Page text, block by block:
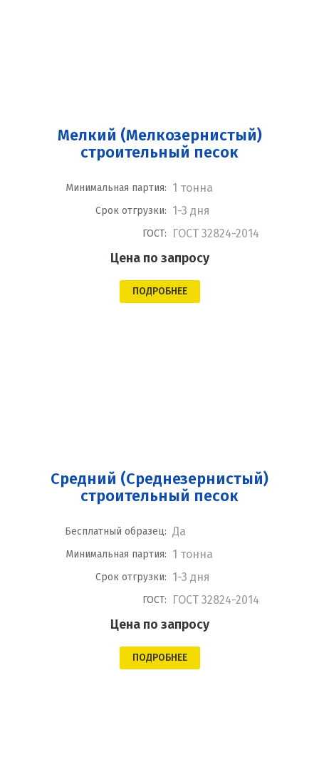
Мелкий (Мелкозернистый)
строительный песок
Минимальная партия: 1 тонна
Срок отгрузки: 1-3 дня
ГОСТ: ГОСТ 32824-2014
Цена по запросу
ПОДРОБНЕЕ
Средний (Среднезернистый)
строительный песок
Бесплатный образец: Да
Минимальная партия: 1 тонна
Срок отгрузки: 1-3 дня
ГОСТ: ГОСТ 32824-2014
Цена по запросу
ПОДРОБНЕЕ